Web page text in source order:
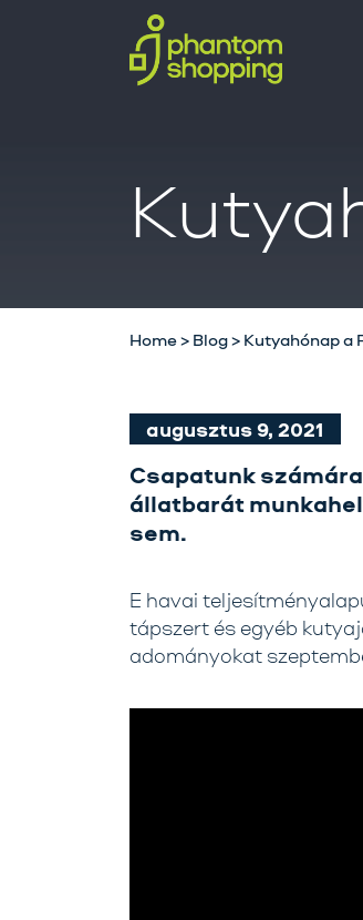
Home> Blog> Kutyahónap a
augusztus 9, 2021
Csapatunk
állatbarát
sem.
E havai
tápszert és egyéb
adományokat